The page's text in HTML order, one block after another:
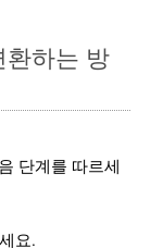
환하는 방
단계를 따르세
요.